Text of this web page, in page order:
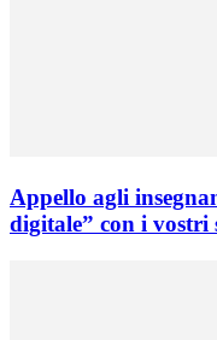
Appello agli
digitale” con i vostri